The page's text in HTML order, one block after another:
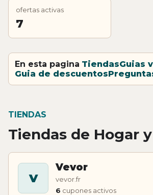
ofertas activas
7
En esta pagina TiendasGuias
Guia de descuentos
TIENDAS
Tiendas de Hogar
V
Vevor
vevor.fr
6 cupones activos